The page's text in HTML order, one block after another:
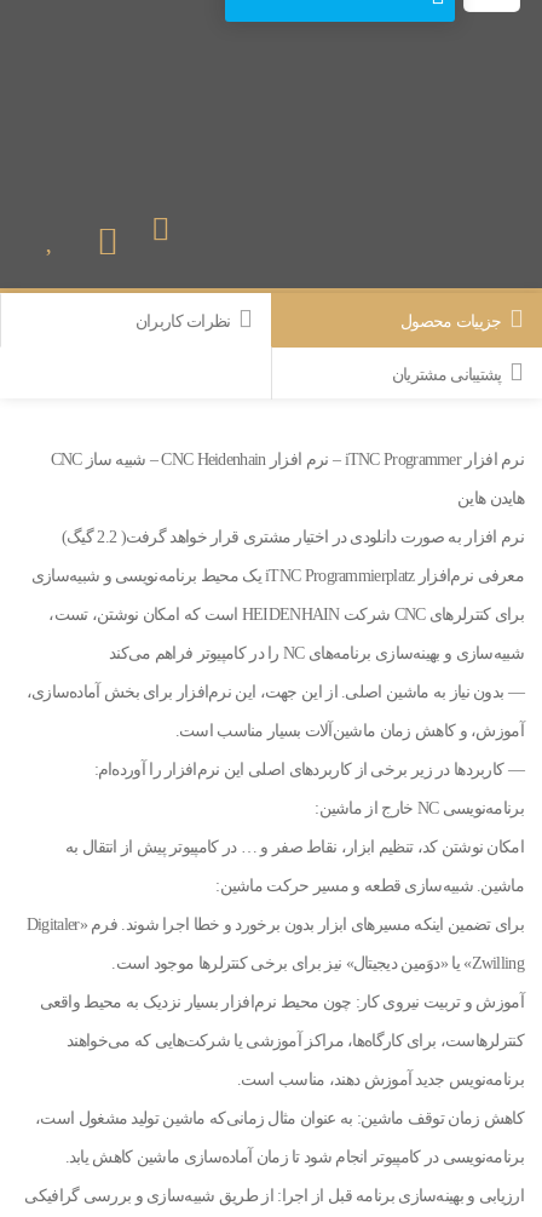
جزییات محصول نظرات کاربران
پشتیبانی مشتریان
هایدن هاین
نرم افزار به صورت دانلودی در اختیار مشتری قرار خواهد گرفت( 2.2 گیگ)
معرفی نرم‌افزار iTNC Programmierplatz یک محیط برنامه‌نویسی و شبیه‌سازی
برای کنترلرهای CNC شرکت HEIDENHAIN است که امکان نوشتن، تست،
شبیه‌سازی و بهینه‌سازی برنامه‌های NC را در کامپیوتر فراهم می‌کند
— بدون نیاز به ماشین اصلی. از این جهت، این نرم‌افزار برای بخش آماده‌سازی،
آموزش، و کاهش زمان ماشین‌آلات بسیار مناسب است.
— کاربردها در زیر برخی از کاربردهای اصلی این نرم‌افزار را آورده‌ام:
برنامه‌نویسی NC خارج از ماشین:
امکان نوشتن کد، تنظیم ابزار، نقاط صفر و … در کامپیوتر پیش از انتقال به
ماشین. شبیه‌سازی قطعه و مسیر حرکت ماشین:
برای تضمین اینکه مسیرهای ابزار بدون برخورد و خطا اجرا شوند. فرم «Digitaler
Zwilling» یا «دوَمین دیجیتال» نیز برای برخی کنترلرها موجود است.
آموزش و تربیت نیروی کار: چون محیط نرم‌افزار بسیار نزدیک به محیط واقعی
کنترلرهاست، برای کارگاه‌ها، مراکز آموزشی یا شرکت‌هایی که می‌خواهند
برنامه‌نویس جدید آموزش دهند، مناسب است.
کاهش زمان توقف ماشین: به عنوان مثال زمانی‌که ماشین تولید مشغول است،
برنامه‌نویسی در کامپیوتر انجام شود تا زمان آماده‌سازی ماشین کاهش یابد.
ارزیابی و بهینه‌سازی برنامه قبل از اجرا: از طریق شبیه‌سازی و بررسی گرافیکی